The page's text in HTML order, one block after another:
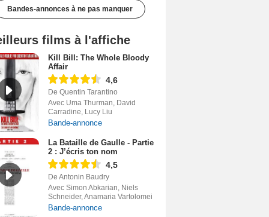
Bandes-annonces à ne pas manquer
films à l'affiche
Kill Bill: The Whole Bloody
Affair
4,6
De Quentin Tarantino
Avec Uma Thurman, David
Carradine, Lucy Liu
Bande-annonce
La Bataille de Gaulle - Partie
2 : J’écris ton nom
4,5
De Antonin Baudry
Avec Simon Abkarian, Niels
Schneider, Anamaria Vartolomei
Bande-annonce